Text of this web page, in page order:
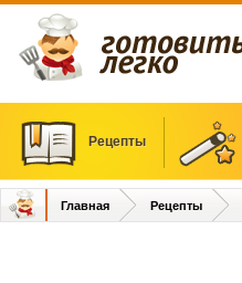
Рецепты
Главная Рецепты